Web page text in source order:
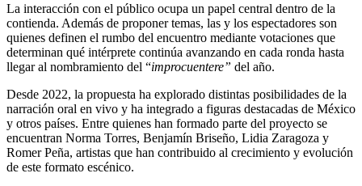
La interacción con el público ocupa un papel central dentro de la
contienda. Además de proponer temas, las y los espectadores son
quienes definen el rumbo del encuentro mediante votaciones que
determinan qué intérprete continúa avanzando en cada ronda hasta
llegar al nombramiento del “improcuentere” del año.
Desde 2022, la propuesta ha explorado distintas posibilidades de la
narración oral en vivo y ha integrado a figuras destacadas de México
y otros países. Entre quienes han formado parte del proyecto se
encuentran Norma Torres, Benjamín Briseño, Lidia Zaragoza y
Romer Peña, artistas que han contribuido al crecimiento y evolución
de este formato escénico.